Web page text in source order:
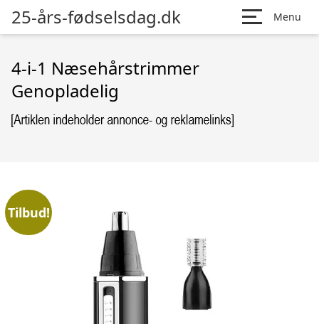
25-års-fødselsdag.dk Menu
4-i-1 Næsehårstrimmer
Genopladelig
Tilbud!